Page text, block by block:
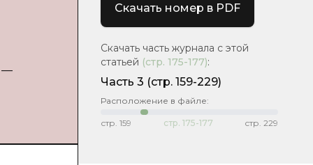
—
Скачать номер в PDF
Скачать часть журнала с этой
статьей (стр. 175-177):
Часть 3 (стр. 159-229)
Расположение в файле:
стр. 159 стр. 175-177 стр. 229